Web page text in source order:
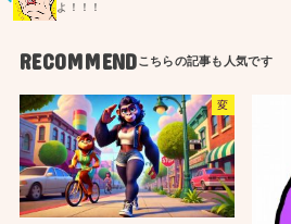
よ！！！
RECOMMEND
変